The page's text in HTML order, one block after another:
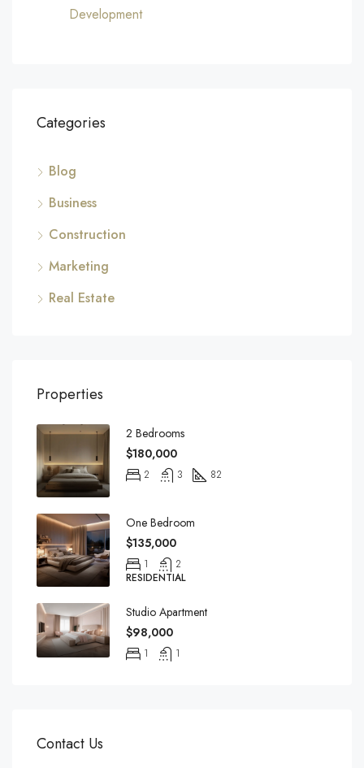
Development
Categories
Blog
Business
Construction
Marketing
Real Estate
Properties
2 Bedrooms
$180,000
2 3 82
One Bedroom
$135,000
1
2
RESIDENTIAL
Studio Apartment
$98,000
1 1
Contact Us